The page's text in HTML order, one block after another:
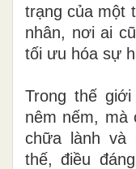
trạng của một
nhân, nơi ai
tối ưu hóa sự
Trong thế
nêm nếm, mà
chữa lành và
thế, điều